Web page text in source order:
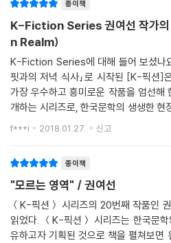
종이책
K-Fiction Series 권여선 작가
n Realm)
K-Fiction Series에 대해 들어 보셨나요
핏과의 저녁 식사」로 시작된 [K-픽션]
가장 우수하고 흥미로운 작품을 엄선해
개하는 시리즈로, 한국문학의 생생한 현
들과 실시간으로 공유하고자 기획되었다
f***i 2018.01.27. 신고
종이책
"모르는 영역" / 권여선
＜K-픽션＞ 시리즈의 20번째 작품인
읽었다. ＜K-픽션＞ 시리즈는 한국문
유하고자 기획된 것으로 책을 펼쳐보면